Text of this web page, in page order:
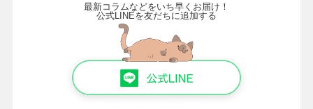
最新コラムなどをいち早くお届け！
公式LINEを友だちに追加する